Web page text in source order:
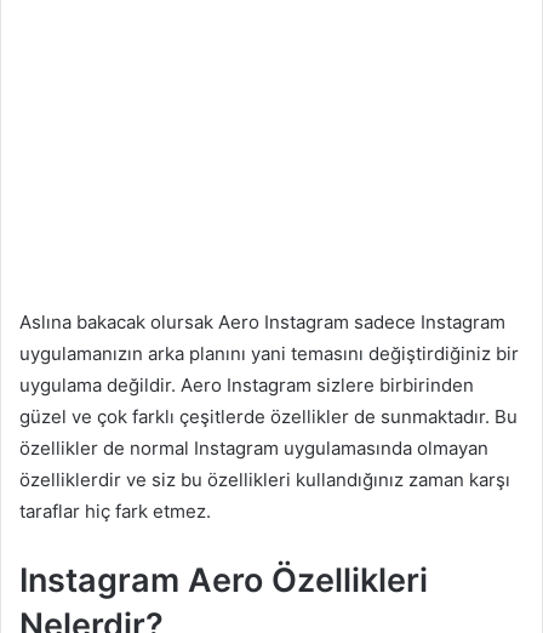
Aslına bakacak olursak Aero Instagram sadece Instagram
uygulamanızın arka planını yani temasını değiştirdiğiniz bir
uygulama değildir. Aero Instagram sizlere birbirinden
güzel ve çok farklı çeşitlerde özellikler de sunmaktadır. Bu
özellikler de normal Instagram uygulamasında olmayan
özelliklerdir ve siz bu özellikleri kullandığınız zaman karşı
taraflar hiç fark etmez.
Instagram Aero Özellikleri